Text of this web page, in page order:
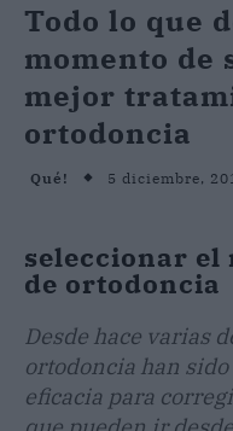
Todo lo que
momento de
mejor
ortodoncia
Qué! 5 diciembre,
seleccionar
de ortodoncia
Desde hace varias
ortodoncia han
eficacia para